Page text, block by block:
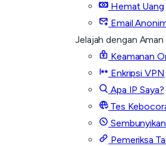
Hemat Uang
Email
Jelajah dengan Aman
Keamanan
Enkripsi VPN
Apa IP Saya?
Tes
Pemeriksa